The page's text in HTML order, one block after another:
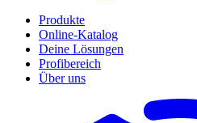
Produkte
Online-Katalog
Deine Lösungen
Profibereich
Über uns